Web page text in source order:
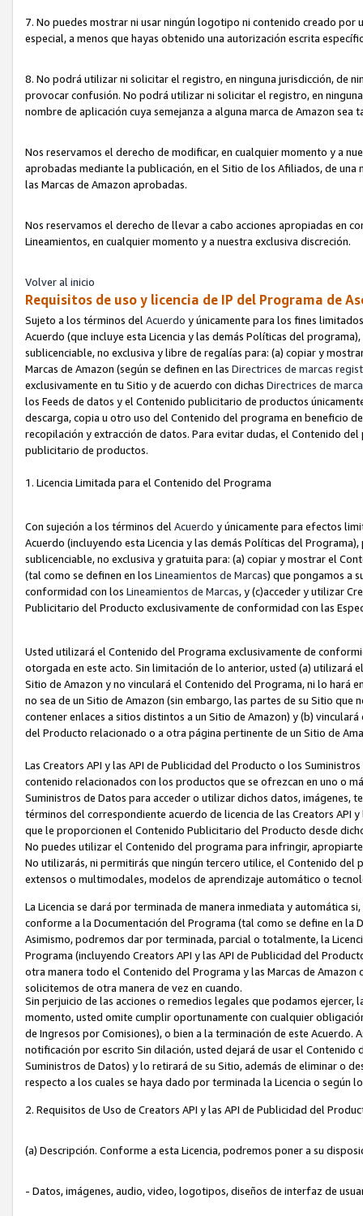
7. No puedes mostrar ni usar ningún logotipo ni contenido creado por
especial, a menos que hayas obtenido una autorización escrita
8. No podrá utilizar ni solicitar el registro, en ninguna jurisdicción, de
provocar confusión. No podrá utilizar ni solicitar el registro, en
nombre de aplicación cuya semejanza a alguna marca de Amazon
Nos reservamos el derecho de modificar, en cualquier momento y a
aprobadas mediante la publicación, en el Sitio de los Afiliados, de
las Marcas de Amazon aprobadas.
Nos reservamos el derecho de llevar a cabo acciones apropiadas en
Lineamientos, en cualquier momento y a nuestra exclusiva discreción.
Volver al inicio
Requisitos de uso y licencia de IP del Programa de
Sujeto a los términos del Acuerdo y únicamente para los fines
Acuerdo (que incluye esta Licencia y las demás Políticas del
sublicenciable, no exclusiva y libre de regalías para: (a) copiar y
Marcas de Amazon (según se definen en las Directrices de marcas
exclusivamente en tu Sitio y de acuerdo con dichas Directrices de
los Feeds de datos y el Contenido publicitario de productos
descarga, copia u otro uso del Contenido del programa en beneficio
recopilación y extracción de datos. Para evitar dudas, el Contenido
publicitario de productos.
1. Licencia Limitada para el Contenido del Programa
Con sujeción a los términos del Acuerdo y únicamente para efectos
Acuerdo (incluyendo esta Licencia y las demás Políticas del
sublicenciable, no exclusiva y gratuita para: (a) copiar y mostrar el
(tal como se definen en los Lineamientos de Marcas) que pongamos a
conformidad con los Lineamientos de Marcas, y (c)acceder y utilizar
Publicitario del Producto exclusivamente de conformidad con las
Usted utilizará el Contenido del Programa exclusivamente de
otorgada en este acto. Sin limitación de lo anterior, usted (a) utilizará
Sitio de Amazon y no vinculará el Contenido del Programa, ni lo hará
no sea de un Sitio de Amazon (sin embargo, las partes de su Sitio
contener enlaces a sitios distintos a un Sitio de Amazon) y (b)
del Producto relacionado o a otra página pertinente de un Sitio de
Las Creators API y las API de Publicidad del Producto o los
contenido relacionados con los productos que se ofrezcan en uno o
Suministros de Datos para acceder o utilizar dichos datos,
términos del correspondiente acuerdo de licencia de las Creators API
que le proporcionen el Contenido Publicitario del Producto desde
No puedes utilizar el Contenido del programa para infringir,
No utilizarás, ni permitirás que ningún tercero utilice, el Contenido
extensos o multimodales, modelos de aprendizaje automático o
La Licencia se dará por terminada de manera inmediata y automática
conforme a la Documentación del Programa (tal como se define en la
Asimismo, podremos dar por terminada, parcial o totalmente, la
Programa (incluyendo Creators API y las API de Publicidad del
otra manera todo el Contenido del Programa y las Marcas de
solicitemos de otra manera de vez en cuando.
Sin perjuicio de las acciones o remedios legales que podamos
momento, usted omite cumplir oportunamente con cualquier
de Ingresos por Comisiones), o bien a la terminación de este
notificación por escrito Sin dilación, usted dejará de usar el
Suministros de Datos) y lo retirará de su Sitio, además de eliminar o
respecto a los cuales se haya dado por terminada la Licencia o según
2. Requisitos de Uso de Creators API y las API de Publicidad del
(a) Descripción. Conforme a esta Licencia, podremos poner a su
- Datos, imágenes, audio, video, logotipos, diseños de interfaz de